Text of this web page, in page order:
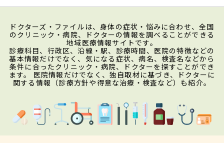
ドクターズ・ファイルは、身体の症状・悩みに合わせ、全国
のクリニック・病院、ドクターの情報を調べることができる
地域医療情報サイトです。
診療科目、行政区、沿線・駅、診療時間、医院の特徴などの
基本情報だけでなく、気になる症状、病名、検査名などから
条件に合ったクリニック・病院、ドクターを探すことができ
ます。 医院情報だけでなく、独自取材に基づき、ドクターに
関する情報（診療方針や得意な治療・検査など）も紹介。